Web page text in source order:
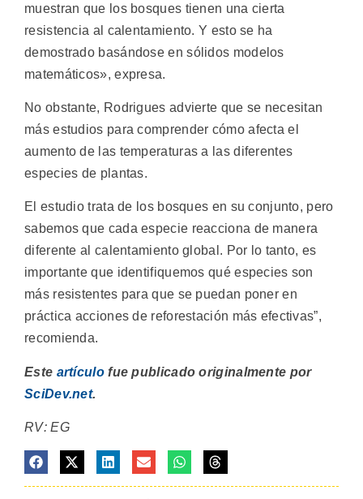
muestran que los bosques tienen una cierta
resistencia al calentamiento. Y esto se ha
demostrado basándose en sólidos modelos
matemáticos», expresa.
No obstante, Rodrigues advierte que se necesitan
más estudios para comprender cómo afecta el
aumento de las temperaturas a las diferentes
especies de plantas.
El estudio trata de los bosques en su conjunto, pero
sabemos que cada especie reacciona de manera
diferente al calentamiento global. Por lo tanto, es
importante que identifiquemos qué especies son
más resistentes para que se puedan poner en
práctica acciones de reforestación más efectivas”,
recomienda.
Este artículofue publicado originalmente por
SciDev.net.
RV: EG